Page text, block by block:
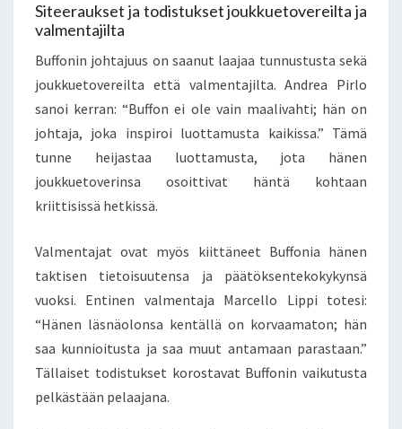
Siteeraukset ja todistukset joukkuetovereilta ja
valmentajilta
Buffonin johtajuus on saanut laajaa tunnustusta sekä
joukkuetovereilta että valmentajilta. Andrea Pirlo
sanoi kerran: “Buffon ei ole vain maalivahti; hän on
johtaja, joka inspiroi luottamusta kaikissa.” Tämä
tunne heijastaa luottamusta, jota hänen
joukkuetoverinsa osoittivat häntä kohtaan
kriittisissä hetkissä.
Valmentajat ovat myös kiittäneet Buffonia hänen
taktisen tietoisuutensa ja päätöksentekokykynsä
vuoksi. Entinen valmentaja Marcello Lippi totesi:
“Hänen läsnäolonsa kentällä on korvaamaton; hän
saa kunnioitusta ja saa muut antamaan parastaan.”
Tällaiset todistukset korostavat Buffonin vaikutusta
pelkästään pelaajana.